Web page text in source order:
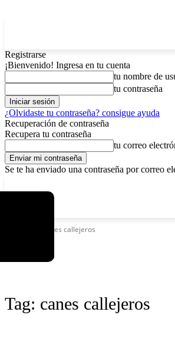
Registrarse
¡Bienvenido! Ingresa en tu cuenta
tu nombre de
tu contraseña
¿Olvidaste tu contraseña? consigue ayuda
Recuperación de contraseña
Recupera tu contraseña
tu correo
Se te ha enviado una contraseña por correo
Canes callejeros
Tag: canes callejeros